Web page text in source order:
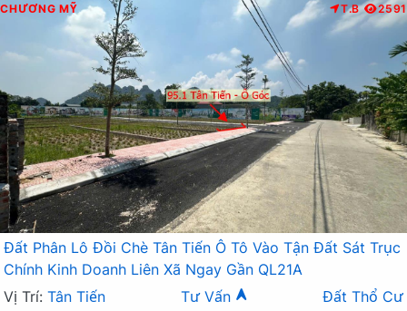
CHƯƠNG MỸ T.B 2591
Đất Phân Lô Đồi Chè Tân Tiến Ô Tô Vào Tận Đất Sát Trục
Chính Kinh Doanh Liên Xã Ngay Gần QL21A
Vị Trí: Tân Tiến Tư Vấn
Đất Thổ Cư